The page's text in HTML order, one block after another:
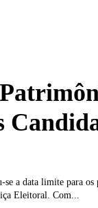
a data limite para os
Eleitoral. Com...